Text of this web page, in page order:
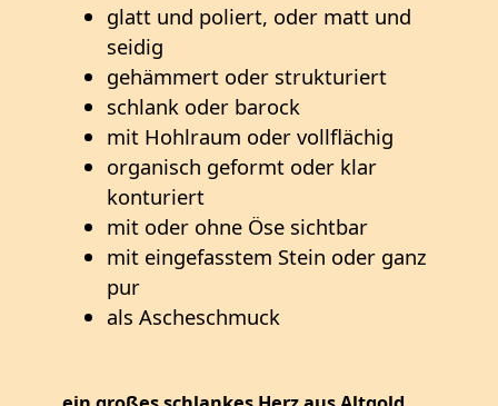
glatt und poliert, oder matt und
seidig
gehämmert oder strukturiert
schlank oder barock
mit Hohlraum oder vollflächig
organisch geformt oder klar
konturiert
mit oder ohne Öse sichtbar
mit eingefasstem Stein oder ganz
pur
als Ascheschmuck